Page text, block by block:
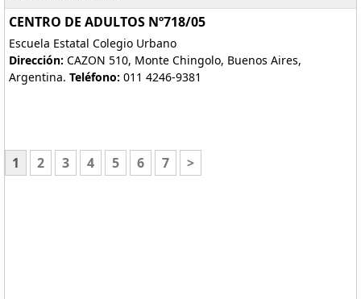
CENTRO DE ADULTOS Nº718/05
Escuela Estatal Colegio Urbano
Dirección: CAZON 510, Monte Chingolo, Buenos Aires,
Argentina. Teléfono: 011 4246-9381
1 2 3 4 5 6 7 >